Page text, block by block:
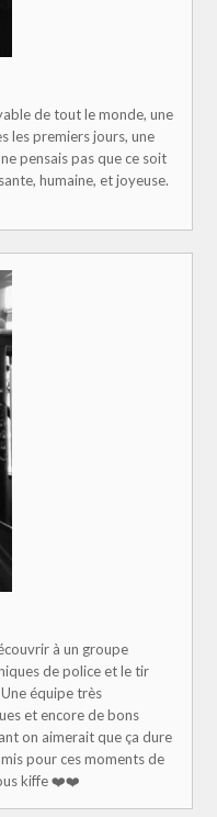
de tout le monde, une
les premiers jours, une
pensais pas que ce soit
humaine, et joyeuse.
à un groupe
de police et le tir
équipe très
et encore de bons
on aimerait que ça dure
pour ces moments de
kiffe ❤️❤️